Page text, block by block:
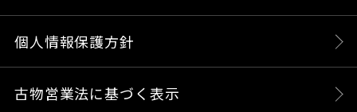
個人情報保護方針
古物営業法に基づく表示